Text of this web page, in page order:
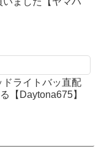
ライトバッ直配
【Daytona675】